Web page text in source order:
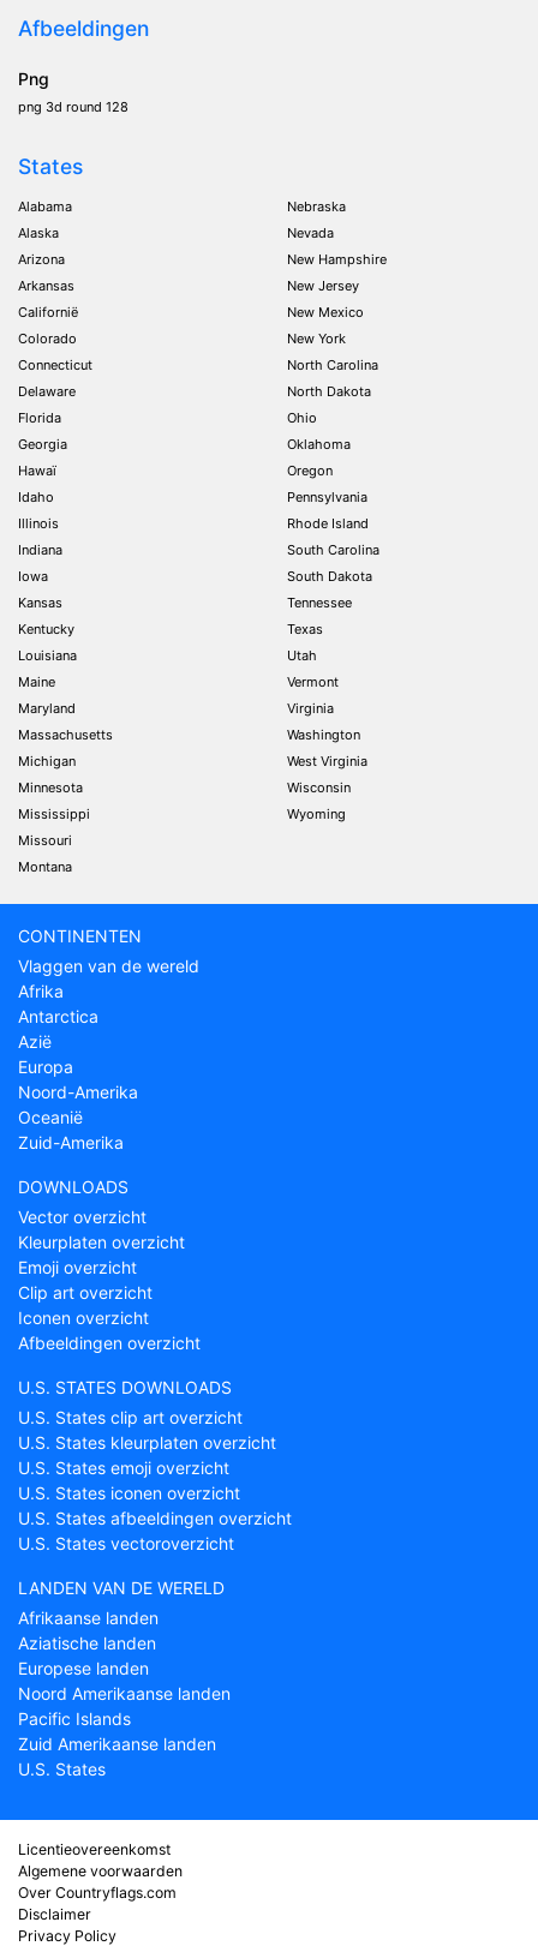
Afbeeldingen
Png
png 3d round 128
States
Alabama
Alaska
Arizona
Arkansas
Californië
Colorado
Connecticut
Delaware
Florida
Georgia
Hawaï
Idaho
Illinois
Indiana
Iowa
Kansas
Kentucky
Louisiana
Maine
Maryland
Massachusetts
Michigan
Minnesota
Mississippi
Missouri
Montana
Nebraska
Nevada
New Hampshire
New Jersey
New Mexico
New York
North Carolina
North Dakota
Ohio
Oklahoma
Oregon
Pennsylvania
Rhode Island
South Carolina
South Dakota
Tennessee
Texas
Utah
Vermont
Virginia
Washington
West Virginia
Wisconsin
Wyoming
CONTINENTEN
Vlaggen van de wereld
Afrika
Antarctica
Azië
Europa
Noord-Amerika
Oceanië
Zuid-Amerika
DOWNLOADS
Vector overzicht
Kleurplaten overzicht
Emoji overzicht
Clip art overzicht
Iconen overzicht
Afbeeldingen overzicht
U.S. STATES DOWNLOADS
U.S. States clip art overzicht
U.S. States kleurplaten overzicht
U.S. States emoji overzicht
U.S. States iconen overzicht
U.S. States afbeeldingen overzicht
U.S. States vectoroverzicht
LANDEN VAN DE WERELD
Afrikaanse landen
Aziatische landen
Europese landen
Noord Amerikaanse landen
Pacific Islands
Zuid Amerikaanse landen
U.S. States
Licentieovereenkomst
Algemene voorwaarden
Over Countryflags.com
Disclaimer
Privacy Policy